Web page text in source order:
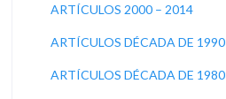
ARTÍCULOS 2000 – 2014
ARTÍCULOS DÉCADA DE 1990
ARTÍCULOS DÉCADA DE 1980